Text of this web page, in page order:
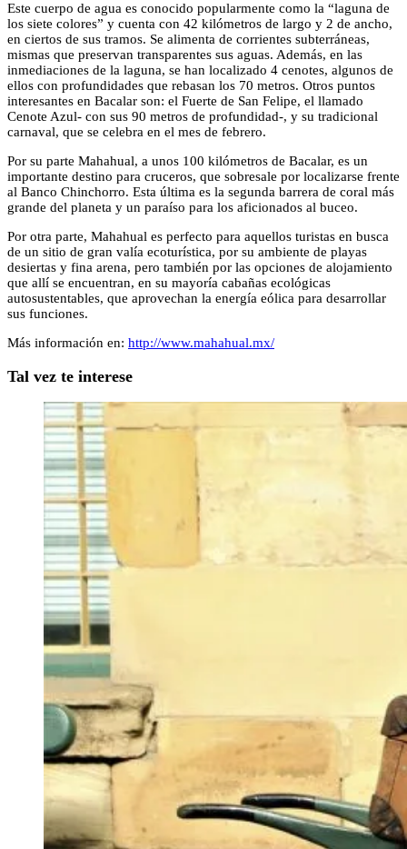
Este cuerpo de agua es conocido popularmente como la “laguna de
los siete colores” y cuenta con 42 kilómetros de largo y 2 de ancho,
en ciertos de sus tramos. Se alimenta de corrientes subterráneas,
mismas que preservan transparentes sus aguas. Además, en las
inmediaciones de la laguna, se han localizado 4 cenotes, algunos de
ellos con profundidades que rebasan los 70 metros. Otros puntos
interesantes en Bacalar son: el Fuerte de San Felipe, el llamado
Cenote Azul- con sus 90 metros de profundidad-, y su tradicional
carnaval, que se celebra en el mes de febrero.
Por su parte Mahahual, a unos 100 kilómetros de Bacalar, es un
importante destino para cruceros, que sobresale por localizarse frente
al Banco Chinchorro. Esta última es la segunda barrera de coral más
grande del planeta y un paraíso para los aficionados al buceo.
Por otra parte, Mahahual es perfecto para aquellos turistas en busca
de un sitio de gran valía ecoturística, por su ambiente de playas
desiertas y fina arena, pero también por las opciones de alojamiento
que allí se encuentran, en su mayoría cabañas ecológicas
autosustentables, que aprovechan la energía eólica para desarrollar
sus funciones.
Más información en: http://www.mahahual.mx/
Tal vez te interese